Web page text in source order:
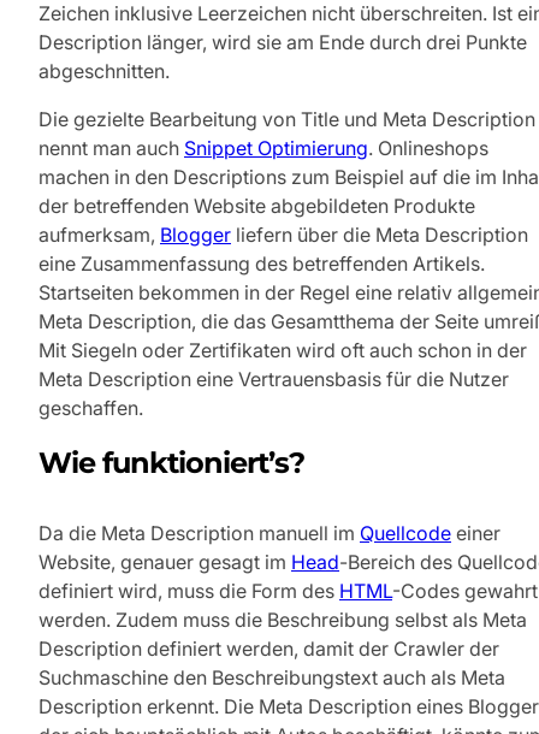
Zeichen inklusive Leerzeichen nicht überschreiten. Ist
Description länger, wird sie am Ende durch drei Punkte
abgeschnitten.
Die gezielte Bearbeitung von Title und Meta Description
nennt man auch Snippet Optimierung. Onlineshops
machen in den Descriptions zum Beispiel auf die im
der betreffenden Website abgebildeten Produkte
aufmerksam, Blogger liefern über die Meta Description
eine Zusammenfassung des betreffenden Artikels.
Startseiten bekommen in der Regel eine relativ
Meta Description, die das Gesamtthema der Seite
Mit Siegeln oder Zertifikaten wird oft auch schon in der
Meta Description eine Vertrauensbasis für die Nutzer
geschaffen.
Wie funktioniert’s?
Da die Meta Description manuell im Quellcode einer
Website, genauer gesagt im Head-Bereich des
definiert wird, muss die Form des HTML-Codes gewahrt
werden. Zudem muss die Beschreibung selbst als Meta
Description definiert werden, damit der Crawler der
Suchmaschine den Beschreibungstext auch als Meta
Description erkennt. Die Meta Description eines